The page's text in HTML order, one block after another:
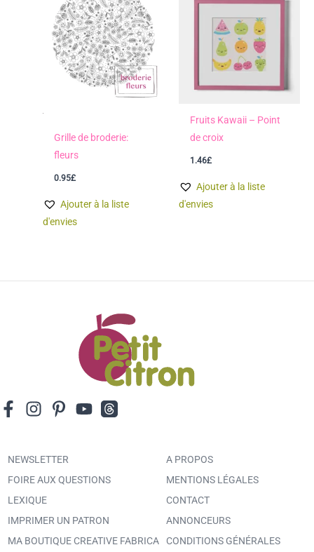
Grille de broderie:
fleurs
0.95£
Ajouter à la liste
d'envies
Fruits Kawaii – Point
de croix
1.46£
Ajouter à la liste
d'envies
NEWSLETTER
FOIRE AUX QUESTIONS
LEXIQUE
IMPRIMER UN PATRON
MA BOUTIQUE CREATIVE FABRICA
A PROPOS
MENTIONS LÉGALES
CONTACT
ANNONCEURS
CONDITIONS GÉNÉRALES